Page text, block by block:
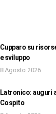
Cupparo su
e sviluppo
8 Agosto 2026
Latronico: auguri
Cospito